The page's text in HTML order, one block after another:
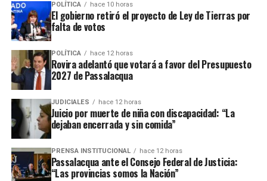
Ver esta publicación en Instagram
POLÍTICA hace 10 horas
El gobierno retiró el proyecto de Ley de Tierras por
falta de votos
POLÍTICA hace 12 horas
Rovira adelantó que votará a favor del Presupuesto
2027 de Passalacqua
JUDICIALES hace 12 horas
Juicio por muerte de niña con discapacidad: “La
dejaban encerrada y sin comida”
PRENSA INSTITUCIONAL hace 12 horas
Passalacqua ante el Consejo Federal de Justicia:
“Las provincias somos la Nación”